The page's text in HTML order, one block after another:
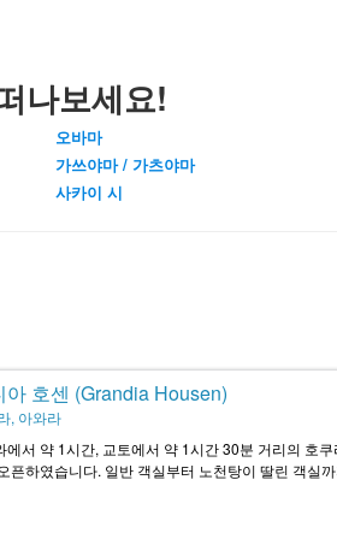
나보세요!
오바마
가쓰야마 / 가츠야마
사카이 시
아 호센 (Grandia Housen)
, 아와라
에서 약 1시간, 교토에서 약 1시간 30분 거리의 호
픈하였습니다. 일반 객실부터 노천탕이 딸린 객실